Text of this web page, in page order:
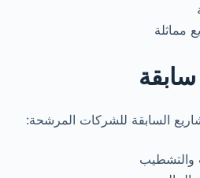
مماثلة
السابقة للشركات المرشحة:
والتشطيب